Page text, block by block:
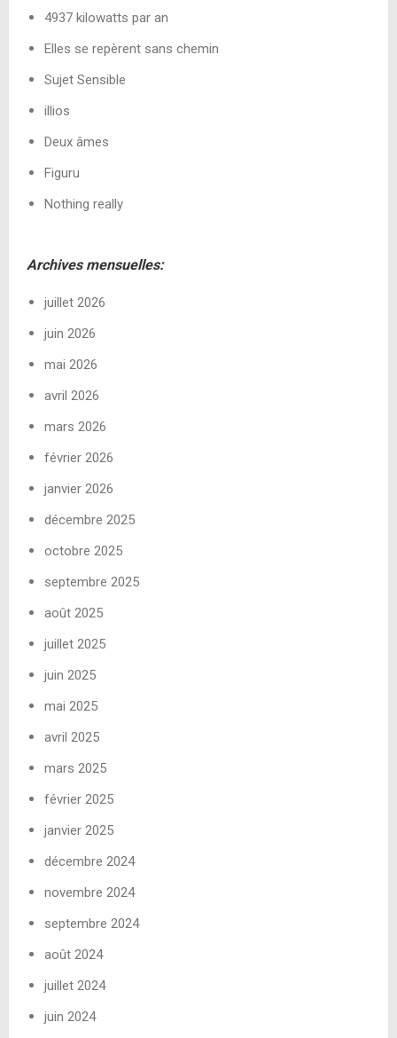
4937 kilowatts par an
Elles se repèrent sans chemin
Sujet Sensible
illios
Deux âmes
Figuru
Nothing really
Archives mensuelles:
juillet 2026
juin 2026
mai 2026
avril 2026
mars 2026
février 2026
janvier 2026
décembre 2025
octobre 2025
septembre 2025
août 2025
juillet 2025
juin 2025
mai 2025
avril 2025
mars 2025
février 2025
janvier 2025
décembre 2024
novembre 2024
septembre 2024
août 2024
juillet 2024
juin 2024